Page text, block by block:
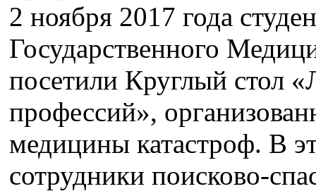
2 ноября 2017 года
Государственного
посетили Круглый стол
профессий»,
медицины катастроф. В
сотрудники поисково-